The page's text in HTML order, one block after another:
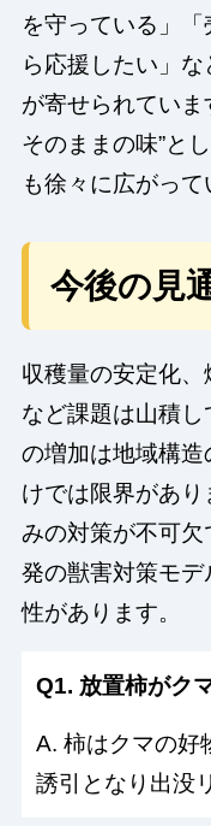
を守っている」
ら応援したい」
が寄せられていま
そのままの味”と
も徐々に広がって
今後の見
収穫量の安定化
など課題は山積
の増加は地域構
けでは限界があ
みの対策が不可欠
発の獣害対策モ
性があります。
Q1. 放置柿がク
A. 柿はクマの好
誘引となり出没